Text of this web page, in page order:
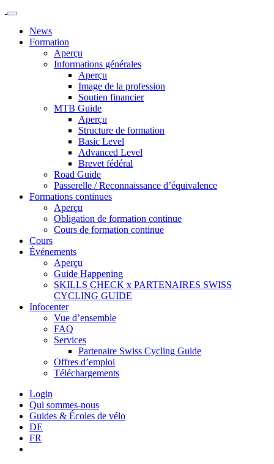
News
Formation
Aperçu
Informations générales
Aperçu
Image de la profession
Soutien financier
MTB Guide
Aperçu
Structure de formation
Basic Level
Advanced Level
Brevet fédéral
Road Guide
Passerelle / Reconnaissance d’équivalence
Formations continues
Aperçu
Obligation de formation continue
Cours de formation continue
Cours
Événements
Aperçu
Guide Happening
SKILLS CHECK x PARTENAIRES SWISS
CYCLING GUIDE
Infocenter
Vue d’ensemble
FAQ
Services
Partenaire Swiss Cycling Guide
Offres d’emploi
Téléchargements
Login
Qui sommes-nous
Guides & Écoles de vélo
DE
FR